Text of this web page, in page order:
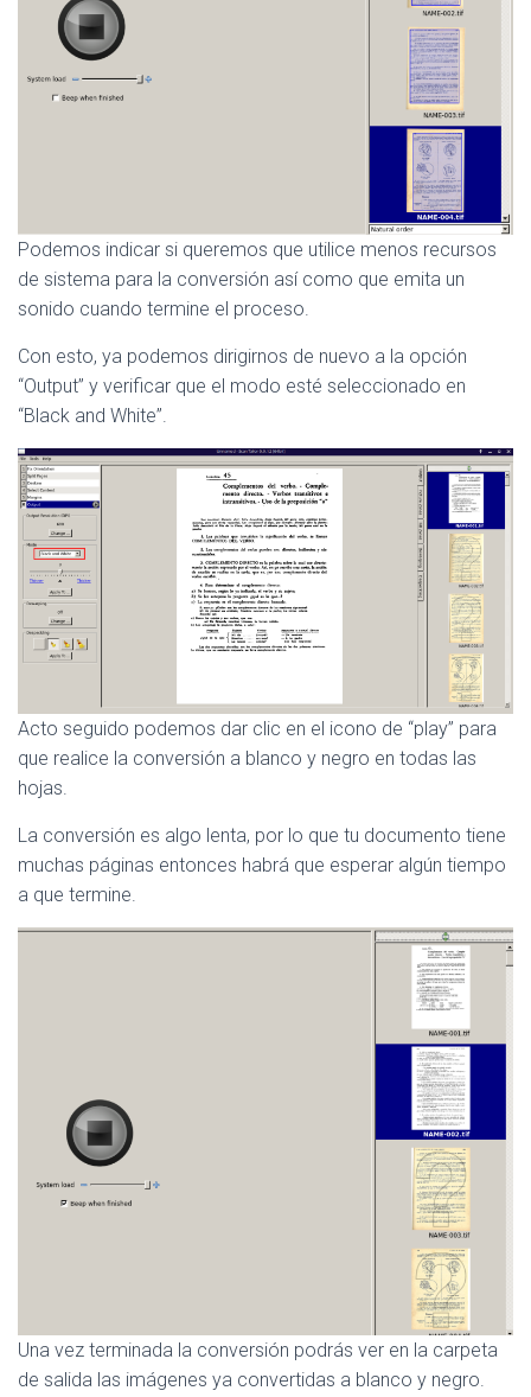
Podemos indicar si queremos que utilice menos recursos
de sistema para la conversión así como que emita un
sonido cuando termine el proceso.
Con esto, ya podemos dirigirnos de nuevo a la opción
“Output” y verificar que el modo esté seleccionado en
“Black and White”.
Acto seguido podemos dar clic en el icono de “play” para
que realice la conversión a blanco y negro en todas las
hojas.
La conversión es algo lenta, por lo que tu documento tiene
muchas páginas entonces habrá que esperar algún tiempo
a que termine.
Una vez terminada la conversión podrás ver en la carpeta
de salida las imágenes ya convertidas a blanco y negro.